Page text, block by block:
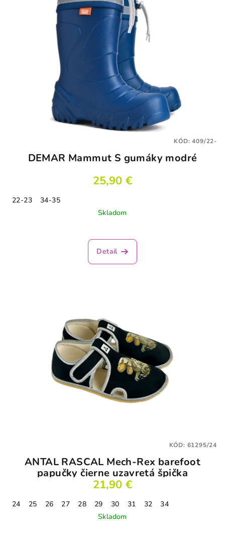
DEMAR Mammut S gumáky modré
25,90 €
22-23
34-35
Skladom
Detail
KÓD:409/22-
ANTAL RASCAL Mech-Rex barefoot
papučky čierne uzavretá špička
21,90 €
24 25 26 27 28 29 30 31 32
34
Skladom
KÓD: 61295/24